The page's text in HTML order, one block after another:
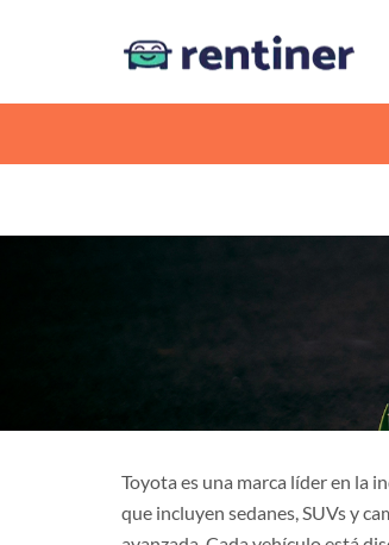
Toyota es una marca líder en la
que incluyen sedanes, SUVs y